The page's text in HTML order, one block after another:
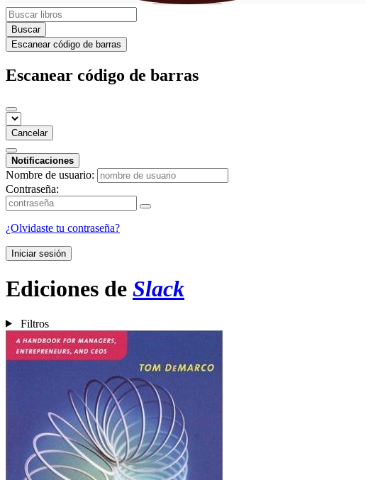
Buscar
Escanear código de barras
Escanear código de barras
Cancelar
Notificaciones
Nombre de usuario:
Contraseña:
¿Olvidaste tu contraseña?
Iniciar sesión
Ediciones de Slack
Filtros